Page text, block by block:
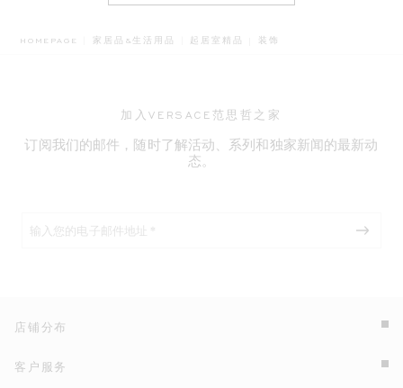
HOMEPAGE 家居品&生活用品 起居室精品 装饰
加入VERSACE范思哲之家
订阅我们的邮件，随时了解活动、系列和独家新闻的最新动
态。
店铺分布
客户服务